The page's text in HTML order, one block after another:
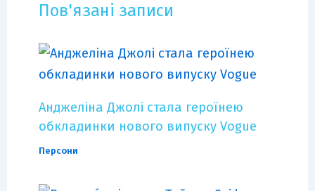
Пов'язані записи
Анджеліна Джолі стала героїнею
обкладинки нового випуску Vogue
Персони